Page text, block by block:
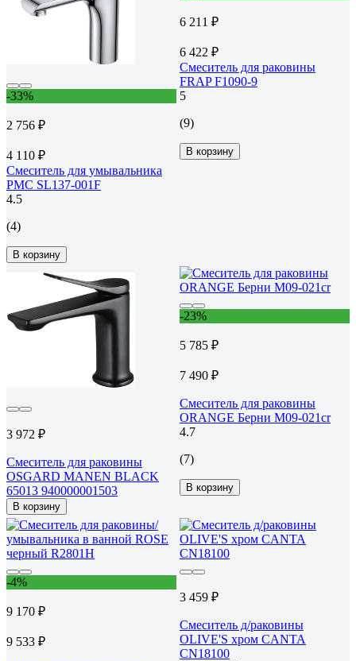
-33%
2 756 ₽
4 110 ₽
Смеситель для умывальника
РМС SL137-001F
4.5
(4)
В корзину
6 211 ₽
6 422 ₽
Смеситель для раковины
FRAP F1090-9
5
(9)
В корзину
3 972 ₽
Смеситель для раковины
OSGARD MANEN BLACK
65013 940000001503
В корзину
-23%
5 785 ₽
7 490 ₽
Смеситель для раковины
ORANGE Берни M09-021cr
4.7
(7)
В корзину
-4%
9 170 ₽
9 533 ₽
3 459 ₽
Смеситель д/раковины
OLIVE'S хром CANTA
CN18100